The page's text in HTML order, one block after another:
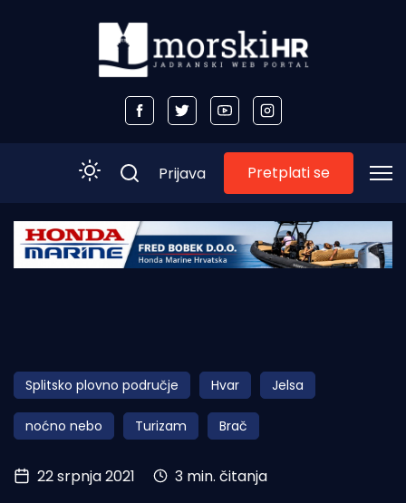
Početna
Obala
Otoci
Turizam i nautika
Pomorstvo
Prijava Pretplati se
Splitsko plovno područje Hvar Jelsa
noćno nebo Turizam Brač
22 srpnja 2021 3 min. čitanja